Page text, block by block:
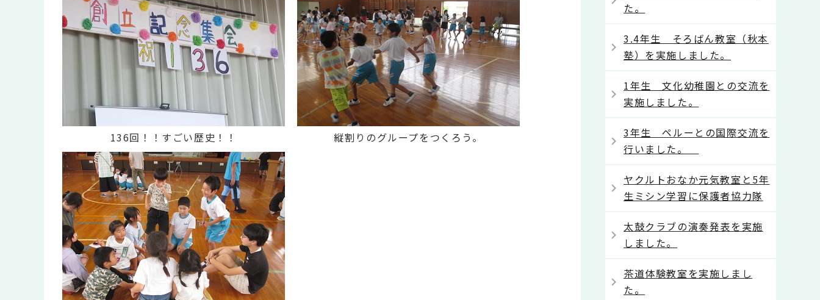
136回！！すごい歴史！！ 縦割りのグループをつくろう。
た。
3.4年生 そろばん教室（秋本
塾）を実施しました。
1年生 文化幼稚園との交流を
実施しました。
3年生 ペルーとの国際交流を
行いました。
ヤクルトおなか元気教室と5年
生ミシン学習に保護者協力隊
太鼓クラブの演奏発表を実施
しました。
茶道体験教室を実施しまし
た。